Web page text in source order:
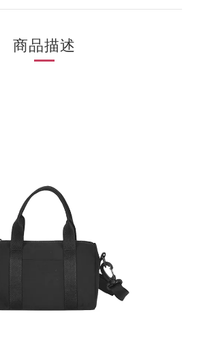
商品描述